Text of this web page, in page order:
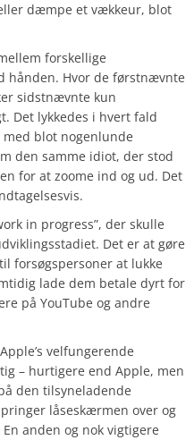
dæmpe et vækkeur, blot
forskellige
hånden. Hvor de førstnævnte
sidstnævnte kun
Det lykkedes i hvert fald
blot nogenlunde
den samme idiot, der stod
for at zoome ind og ud. Det
in progress”, der skulle
Det er at gøre
forsøgspersoner at lukke
lade dem betale dyrt for
på YouTube og andre
velfungerende
– hurtigere end Apple, men
den tilsyneladende
låseskærmen over og
anden og nok vigtigere